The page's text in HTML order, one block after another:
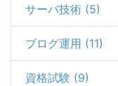
サーバ技術 (5)
ブログ運用 (11)
資格試験 (9)